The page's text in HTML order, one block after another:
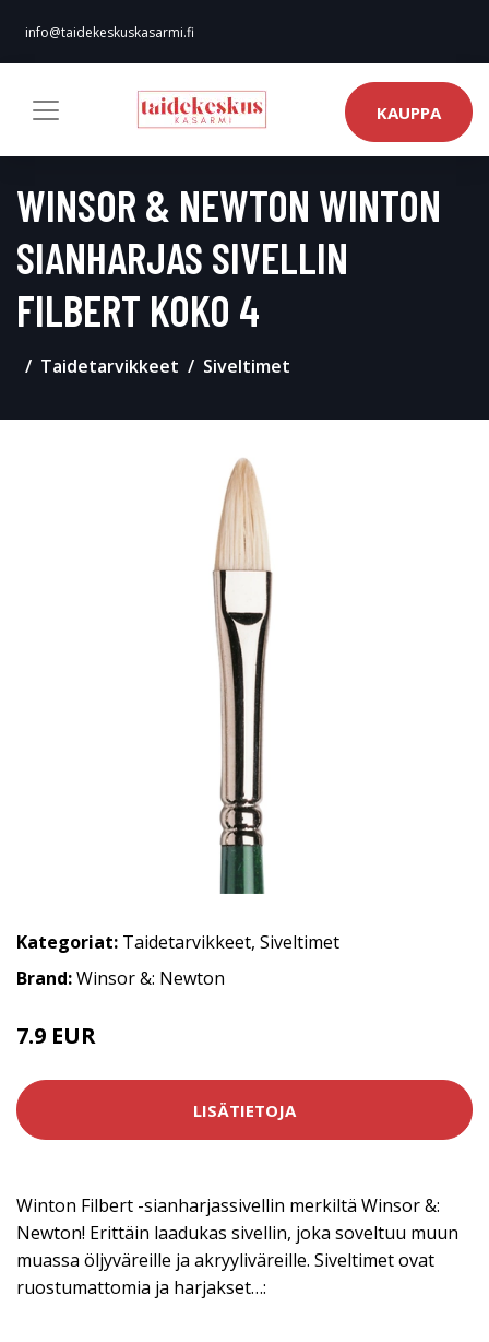
info@taidekeskuskasarmi.fi
KAUPPA
WINSOR & NEWTON WINTON
SIANHARJAS SIVELLIN
FILBERT KOKO 4
Taidetarvikkeet Siveltimet
Kategoriat: Taidetarvikkeet, Siveltimet
Brand:Winsor &: Newton
7.9 EUR
LISÄTIETOJA
Winton Filbert -sianharjassivellin merkiltä Winsor &:
Newton! Erittäin laadukas sivellin, joka soveltuu muun
muassa öljyväreille ja akryyliväreille. Siveltimet ovat
ruostumattomia ja harjakset…: